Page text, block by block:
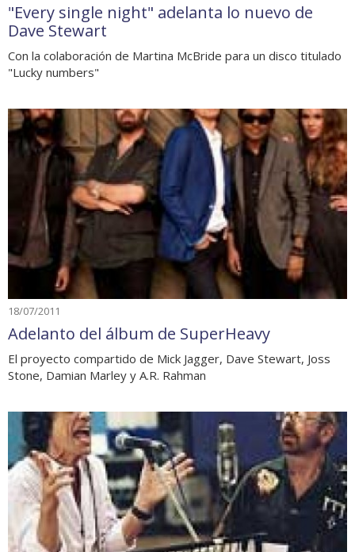
"Every single night" adelanta lo nuevo de
Dave Stewart
Con la colaboración de Martina McBride para un disco titulado
"Lucky numbers"
18/07/2011
Adelanto del álbum de SuperHeavy
El proyecto compartido de Mick Jagger, Dave Stewart, Joss
Stone, Damian Marley y A.R. Rahman